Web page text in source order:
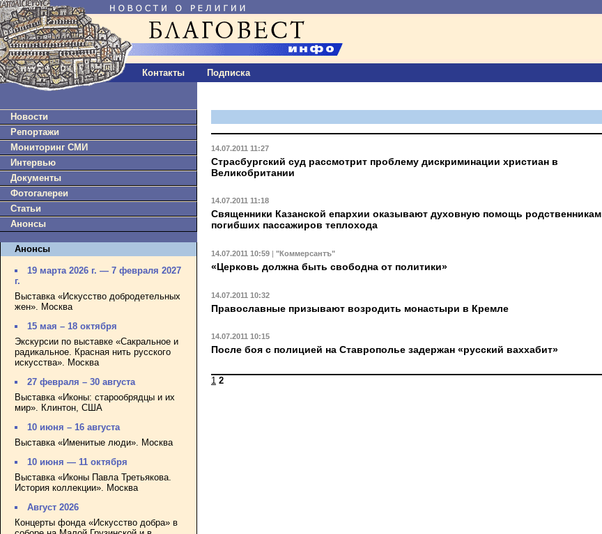
Контакты Подписка
Новости
Репортажи
Мониторинг СМИ
Интервью
Документы
Фотогалереи
Статьи
Анонсы
Анонсы
19 марта 2026 г. — 7 февраля 2027
г.
Выставка «Искусство добродетельных
жен». Москва
15 мая – 18 октября
Экскурсии по выставке «Сакральное и
радикальное. Красная нить русского
искусства». Москва
27 февраля – 30 августа
Выставка «Иконы: старообрядцы и их
мир». Клинтон, США
10 июня – 16 августа
Выставка «Именитые люди». Москва
10 июня — 11 октября
Выставка «Иконы Павла Третьякова.
История коллекции». Москва
Август 2026
Концерты фонда «Искусство добра» в
14.07.2011 11:27
Страсбургский суд рассмотрит проблему дискриминации христиан в
Великобритании
14.07.2011 11:18
Священники Казанской епархии оказывают духовную помощь родственникам
погибших пассажиров теплохода
14.07.2011 10:59 | "Коммерсантъ"
«Церковь должна быть свободна от политики»
14.07.2011 10:32
Православные призывают возродить монастыри в Кремле
14.07.2011 10:15
После боя с полицией на Ставрополье задержан «русский ваххабит»
1 2